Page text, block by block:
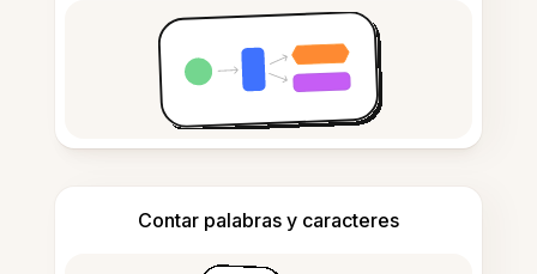
Contar palabras y caracteres